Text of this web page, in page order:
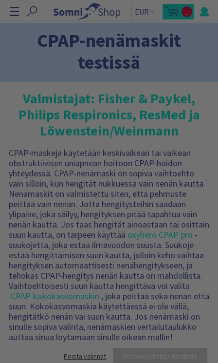
i
i
☰ A
v
r
-
s
v
u
k
O
s
t
o
s
k
o
r
i
n
s
i
s
ä
l
t
ö
:
..
O
s
t
e
n
s
ä
:
CPAP-nenämaskit
testissä
Valmistajat: Fisher & Paykel,
Philips Respironics, ResMed ja
Löwenstein/Weinmann
CPAP-maskeja käytetään keskivaikean tai vaikean
obstruktiivisen uniapnean hoitoon CPAP-hoidon
yhteydessä. CPAP-nenämaski on sopiva vaihtoehto
vain silloin, kun hengität nukkuessa vain nenän kautta.
Nenämaskit on valmistettu siten, että pehmuste
peittää vain nenän. Jotta hengitysteihin saadaan
ylipaine, joka säilyy, hengityksen pitää tapahtua vain
nenän kautta. Jos taas hengität ainoastaan tai osittain
suun kautta, on tarpeen käyttää oxyhero CPAP pro -
suukojetta, joka estää ilmavuodon suusta. Suukoje
estää hengittämisen suun kautta, jolloin keho vaihtaa
hengityksen automaattisesti nenähengitykseen, ja
tehokas CPAP-hengitys nenän kautta on mahdollista.
Vaihtoehtoisesti suun kautta hengittävä voi valita
CPAP-kokokasvomaskin , joka peittää sekä nenän että
suun. Kokokasvomaskia käytettäessä ei ole väliä,
hengitätkö nenän vai suun kautta. Jos nenämaski on
sinulle sopiva valinta, nenämaskien vertailutaulukko
auttaa sinua löytämään sinulle oikean mallin!
Poista valinnat